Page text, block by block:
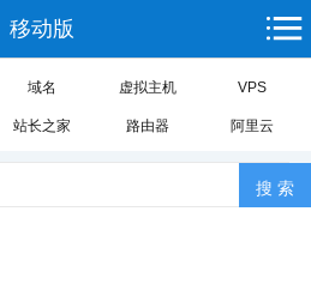
移动版
域名 虚拟主机 VPS
站长之家 路由器 阿里云